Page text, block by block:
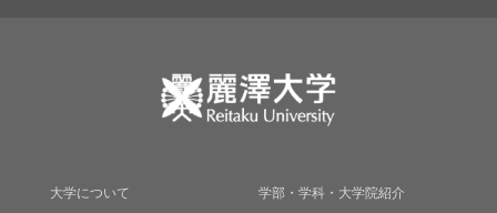
大学について 学部・学科・大学院紹介